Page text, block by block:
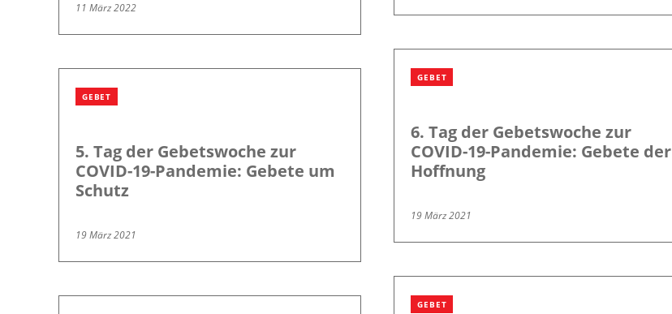
11 März 2022
GEBET
6. Tag der Gebetswoche zur
COVID-19-Pandemie: Gebete der
Hoffnung
19 März 2021
GEBET
5. Tag der Gebetswoche zur
COVID-19-Pandemie: Gebete um
Schutz
19 März 2021
GEBET